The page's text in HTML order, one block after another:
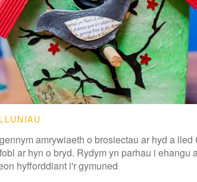
amrywiaeth o brosiectau ar hyd a
ar hyn o bryd. Rydym yn parhau i ehangu
hyfforddiant i'r gymuned